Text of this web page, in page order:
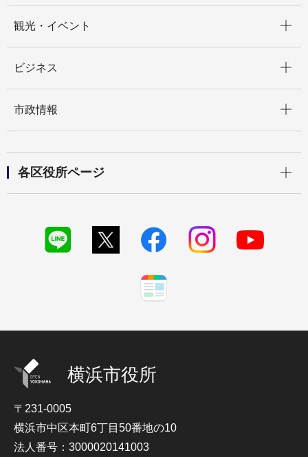
観光・イベント
ビジネス
市政情報
各区役所ページ
横浜市役所
〒231-0005
横浜市中区本町6丁目50番地の10
法人番号：3000020141003